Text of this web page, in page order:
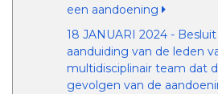
een aandoening
18 JANUARI 2024 -
aanduiding van de leden
multidisciplinair team dat
gevolgen van de